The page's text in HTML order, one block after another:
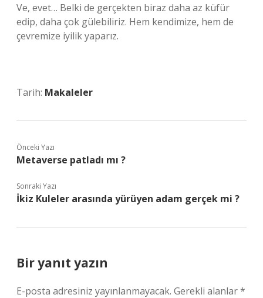
Ve, evet… Belki de gerçekten biraz daha az küfür
edip, daha çok gülebiliriz. Hem kendimize, hem de
çevremize iyilik yaparız.
Tarih: Makaleler
Önceki Yazı
Metaverse patladı mı ?
Sonraki Yazı
İkiz Kuleler arasında yürüyen adam gerçek mi ?
Bir yanıt yazın
E-posta adresiniz yayınlanmayacak. Gerekli alanlar*